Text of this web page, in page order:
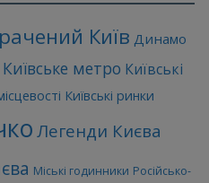
Київ Динамо
Київське метро Київські
Київські ринки
Легенди Києва
Міські годинники Російсько-